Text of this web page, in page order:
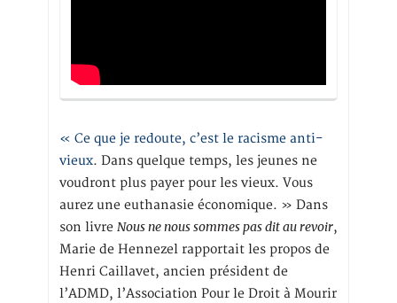
« Ce que je redoute, c’est le racisme anti-
vieux. Dans quelque temps, les jeunes ne
voudront plus payer pour les vieux. Vous
aurez une euthanasie économique. » Dans
son livre Nous ne nous sommes pas dit au revoir,
Marie de Hennezel rapportait les propos de
Henri Caillavet, ancien président de
l’ADMD, l’Association Pour le Droit à Mourir